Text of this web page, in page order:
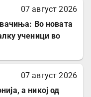
07 август 2026
Во новата
ученици во
07 август 2026
а никој од